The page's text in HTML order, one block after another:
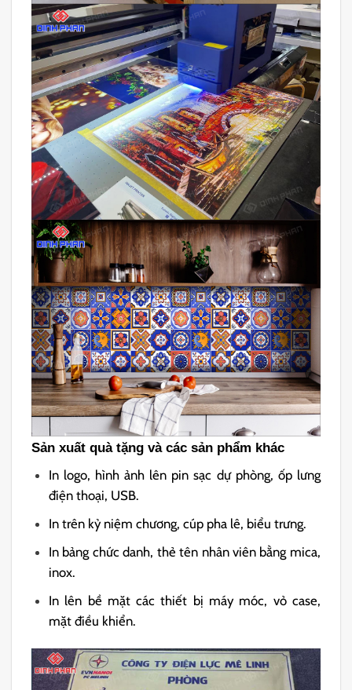
Sản xuất quà tặng và các sản phẩm khác
In logo, hình ảnh lên pin sạc dự phòng, ốp lưng
điện thoại, USB.
In trên kỷ niệm chương, cúp pha lê, biểu trưng.
In bảng chức danh, thẻ tên nhân viên bằng mica,
inox.
In lên bề mặt các thiết bị máy móc, vỏ case,
mặt điều khiển.